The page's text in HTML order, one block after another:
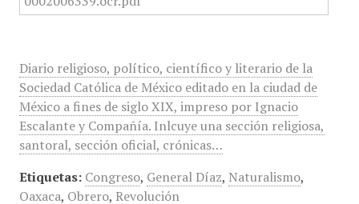
Diario religioso, político, científico y literario de la
Sociedad Católica de México editado en la ciudad de
México a fines de siglo XIX, impreso por Ignacio
Escalante y Compañía. Inlcuye una sección religiosa,
santoral, sección oficial, crónicas…
Etiquetas: Congreso, General Díaz, Naturalismo,
Oaxaca, Obrero, Revolución